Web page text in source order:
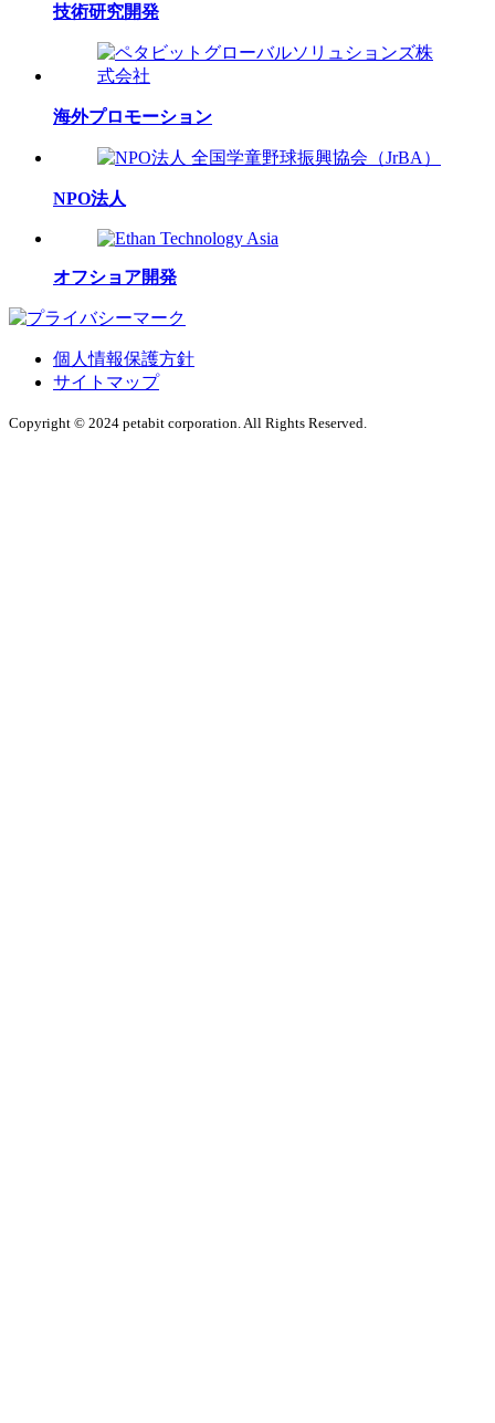
技術研究開発
海外プロモーション
NPO法人
オフショア開発
個人情報保護方針
サイトマップ
Copyright © 2024 petabit corporation. All Rights Reserved.